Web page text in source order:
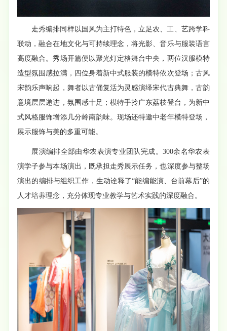
走秀编排同样以国风为主打特色，立足农、工、艺跨学科
联动，融合在地文化与可持续理念，将光影、音乐与服装语言
高度融合。秀场开篇便以聚光灯定格舞台中央，两位汉服模特
造型氛围感拉满，四位身着新中式服装的模特依次登场；古风
宋韵乐声响起，舞者以古俑复活为灵感演绎宋代古典舞，古韵
意境层层递进，氛围感十足；模特手拎广东荔枝登台，为新中
式风格服饰增添几分岭南韵味。现场还特邀中老年模特登场，
展示服饰与美的多重可能。
展演编排全部由华农表演专业团队完成。300余名华农表
演学子参与本场演出，既承担走秀展示任务，也深度参与整场
演出的编排与组织工作，生动诠释了“能编能演、台前幕后”的
人才培养理念，充分体现专业教学与艺术实践的深度融合。